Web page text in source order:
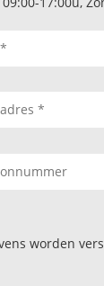
worden